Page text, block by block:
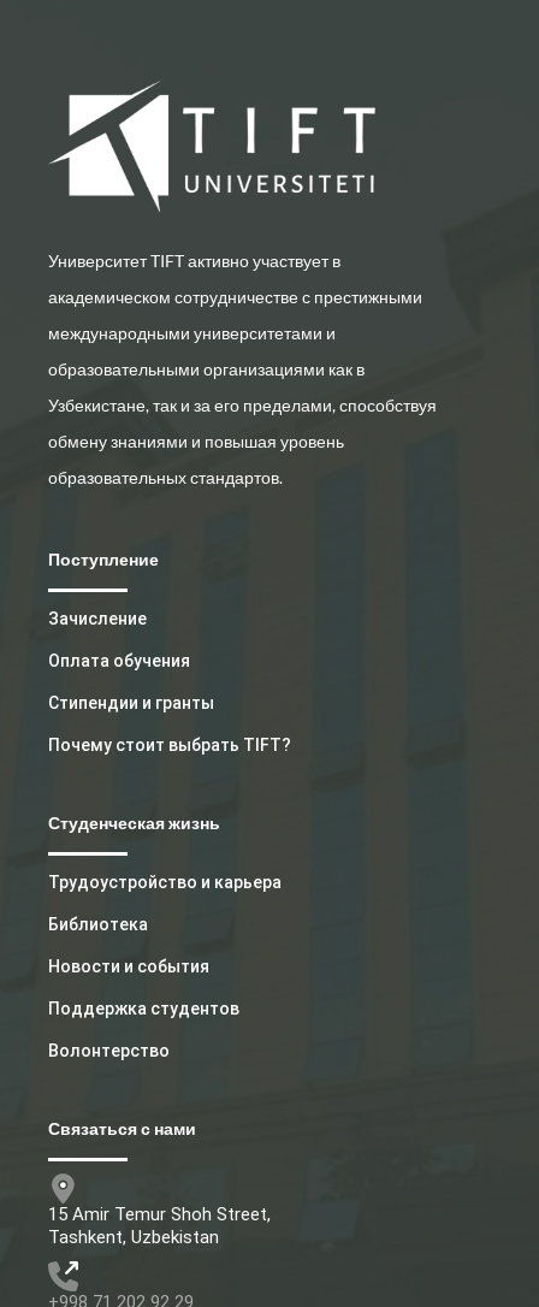
Университет TIFT активно участвует в
академическом сотрудничестве с престижными
международными университетами и
образовательными организациями как в
Узбекистане, так и за его пределами, способствуя
обмену знаниями и повышая уровень
образовательных стандартов.
Поступление
Зачисление
Оплата обучения
Стипендии и гранты
Почему стоит выбрать TIFT?
Студенческая жизнь
Трудоустройство и карьера
Библиотека
Новости и события
Поддержка студентов
Волонтерство
Связаться с нами
15 Amir Temur Shoh Street,
Tashkent, Uzbekistan
+998 71 202 92 29